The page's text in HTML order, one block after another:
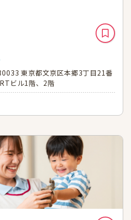
東京都文京区本郷3丁目21番
ビル1階、2階